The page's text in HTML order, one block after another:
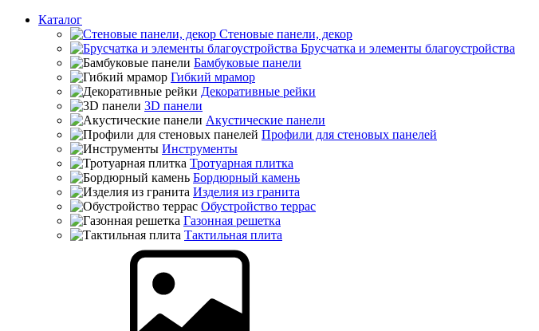
Каталог
Стеновые панели, декор
Брусчатка и элементы благоустройства
Бамбуковые панели
Гибкий мрамор
Декоративные рейки
3D панели
Акустические панели
Профили для стеновых панелей
Инструменты
Тротуарная плитка
Бордюрный камень
Изделия из гранита
Обустройство террас
Газонная решетка
Тактильная плита